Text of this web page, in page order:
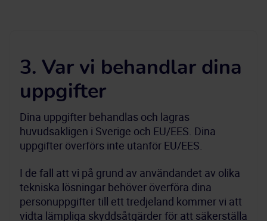
3. Var vi behandlar dina
uppgifter
Dina uppgifter behandlas och lagras
huvudsakligen i Sverige och EU/EES. Dina
uppgifter överförs inte utanför EU/EES.
I de fall att vi på grund av användandet av olika
tekniska lösningar behöver överföra dina
personuppgifter till ett tredjeland kommer vi att
vidta lämpliga skyddsåtgärder för att säkerställa